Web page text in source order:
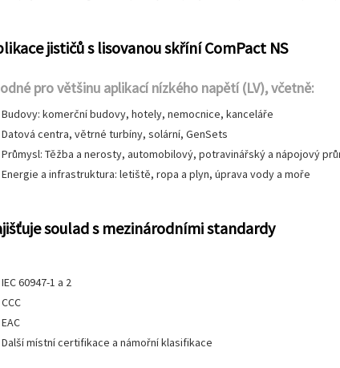
jističů s lisovanou skříní ComPact NS
pro většinu aplikací nízkého napětí (LV), včetně:
Budovy: komerční budovy, hotely, nemocnice, kanceláře
Datová centra, větrné turbíny, solární, GenSets
Průmysl: Těžba a nerosty, automobilový, potravinářský a nápojový
Energie a infrastruktura: letiště, ropa a plyn, úprava vody a moře
soulad s mezinárodními standardy
IEC 60947-1 a 2
CCC
EAC
Další místní certifikace a námořní klasifikace